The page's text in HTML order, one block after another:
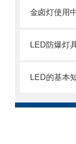
金卤灯使用
LED防爆灯
LED的基本